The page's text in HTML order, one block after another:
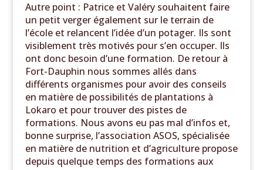
Autre point : Patrice et Valéry souhaitent faire
un petit verger également sur le terrain de
l’école et relancent l’idée d’un potager. Ils sont
visiblement très motivés pour s’en occuper. Ils
ont donc besoin d’une formation. De retour à
Fort-Dauphin nous sommes allés dans
différents organismes pour avoir des conseils
en matière de possibilités de plantations à
Lokaro et pour trouver des pistes de
formations. Nous avons eu pas mal d’infos et,
bonne surprise, l’association ASOS, spécialisée
en matière de nutrition et d’agriculture propose
depuis quelque temps des formations aux